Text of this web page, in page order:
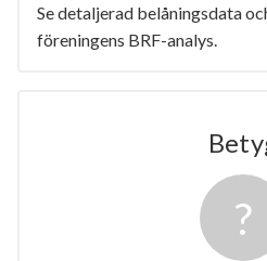
Se detaljerad belåningsdata
föreningens BRF-analys.